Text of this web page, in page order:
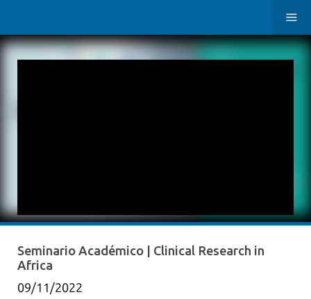
Seminario Académico | Clinical Research in
Africa
09/11/2022